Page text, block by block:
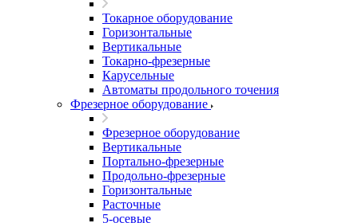
Токарное оборудование
Горизонтальные
Вертикальные
Токарно-фрезерные
Карусельные
Автоматы продольного точения
Фрезерное оборудование
Фрезерное оборудование
Вертикальные
Портально-фрезерные
Продольно-фрезерные
Горизонтальные
Расточные
5-осевые